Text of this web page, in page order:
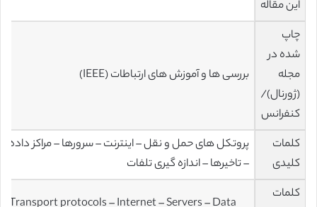
این مقاله
چاپ
شده در
مجله
(ژورنال)/
کنفرانس
بررسی ها و آموزش های ارتباطات (IEEE)
کلمات
کلیدی
پروتکل های حمل و نقل – اینترنت – سرورها – مراکز داده
– تاخیرها – اندازه گیری تلفات
کلمات
Transport protocols – Internet – Servers – Data